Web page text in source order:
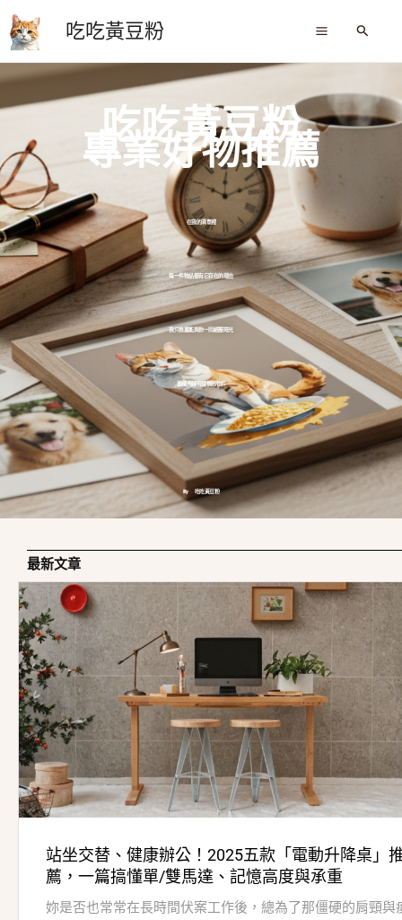
至
主
要
吃吃黃豆粉
搜
吃吃黃豆粉
專業好物推薦
在我的清單裡
每一件物品都有它存在的理由
我只推薦能與你一同經歷時光
並越用越有感情的物件
By 吃吃黃豆粉
最新文章
站坐交替、健康辦公！2025五款「電動升降桌」
薦，一篇搞懂單/雙馬達、記憶高度與承重
妳是否也常常在長時間伏案工作後，總為了那僵硬的肩頸與